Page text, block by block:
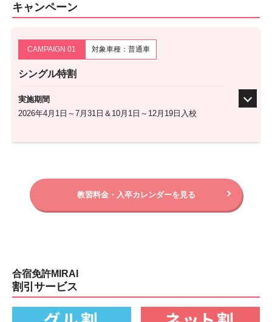
キャンペーン
CAMPAIGN 01 対象車種：普通車
シングル特割
実施期間
2026年4月1日～7月31日＆10月1日～12月19日入校
教習料金・入卒カレンダーを見る
合宿免許MIRAI
割引サービス